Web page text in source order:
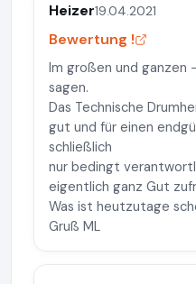
Heizer19.04.2021
Bewertung !
Im großen und ganzen
sagen.
Das Technische
gut und für einen
schließlich
nur bedingt
eigentlich ganz Gut
Was ist heutzutage
Gruß ML